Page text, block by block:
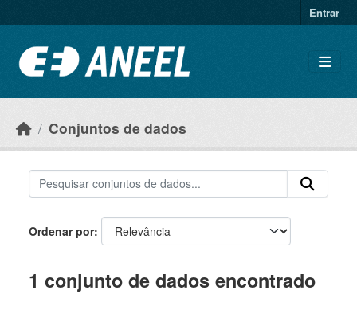
Entrar
Conjuntos de dados
Ordenar por
1 conjunto de dados encontrado